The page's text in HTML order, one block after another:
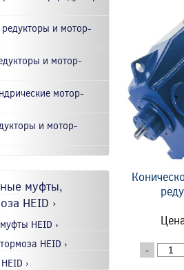
и мотор-
и мотор-
мотор-
и мотор-
муфты,
HEID ›
HEID ›
HEID ›
›
-